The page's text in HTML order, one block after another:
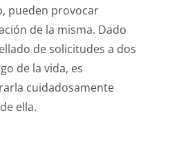
pueden provocar
de la misma. Dado
de solicitudes a dos
de la vida, es
cuidadosamente
ella.